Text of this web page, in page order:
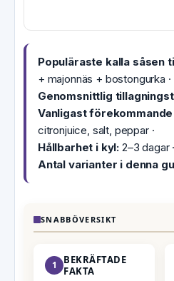
Populäraste kalla såsen
+ majonnäs + bostongurka ·
Genomsnittlig
Vanligast
citronjuice, salt, peppar ·
Hållbarhet i kyl: 2–3 dagar ·
Antal varianter i denna
SNABBÖVERSIKT
1
BEKRÄFTADE
FAKTA